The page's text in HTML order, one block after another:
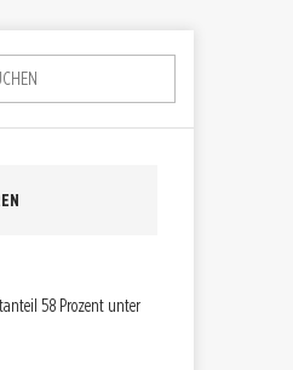
58 Prozent unter